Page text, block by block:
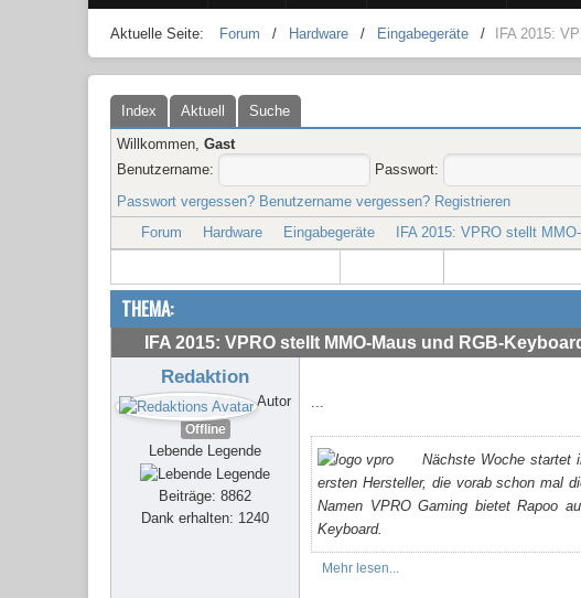
Aktuelle Seite: Forum / Hardware / Eingabegeräte / IFA 2015:
Index Aktuell
Suche
Willkommen, Gast
Benutzername:
Passwort:
Passwort vergessen? Benutzername vergessen? Registrieren
Forum
Hardware Eingabegeräte IFA 2015: VPRO stellt
THEMA:
IFA 2015: VPRO stellt MMO-Maus und RGB-
Redaktion
Autor
Offline
Lebende Legende
Beiträge: 8862
Dank erhalten: 1240
...
Nächste Woche startet
ersten Hersteller, die vorab schon mal
Namen VPRO Gaming bietet Rapoo
Keyboard.
Mehr lesen...